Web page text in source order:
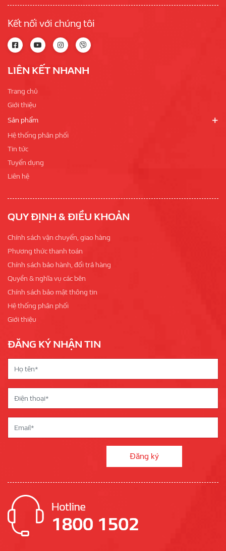
Kết nối với chúng tôi
LIÊN KẾT NHANH
Trang chủ
Giới thiệu
Sản phẩm
Hệ thống phân phối
Tin tức
Tuyển dụng
Liên hệ
QUY ĐỊNH & ĐIỀU KHOẢN
Chính sách vận chuyển, giao hàng
Phương thức thanh toán
Chính sách bảo hành, đổi trả hàng
Quyền & nghĩa vụ các bên
Chính sách bảo mật thông tin
Hệ thống phân phối
Giới thiệu
ĐĂNG KÝ NHẬN TIN